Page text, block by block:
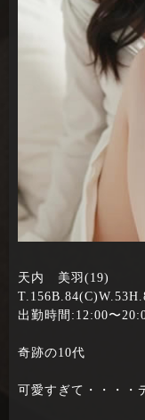
天内 美羽(19)
出勤時間:12:00〜
奇跡の10代
可愛すぎて・・・・